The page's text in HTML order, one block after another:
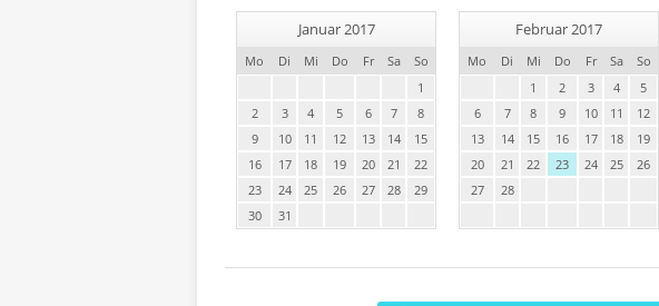
Januar 2017
Mo Di Mi Do Fr Sa
So
1
2
3 4 5 6 7
8
9
10 11 12 13 14
15
16
17 18 19 20 21
22
23
24 25 26 27 28
29
30
31
Februar 2017
Mo Di Mi Do Fr Sa
So
1
2 3 4
5
6
7 8 9 10 11
12
13
14 15 16 17 18
19
20
21 22 23 24 25
26
27
28